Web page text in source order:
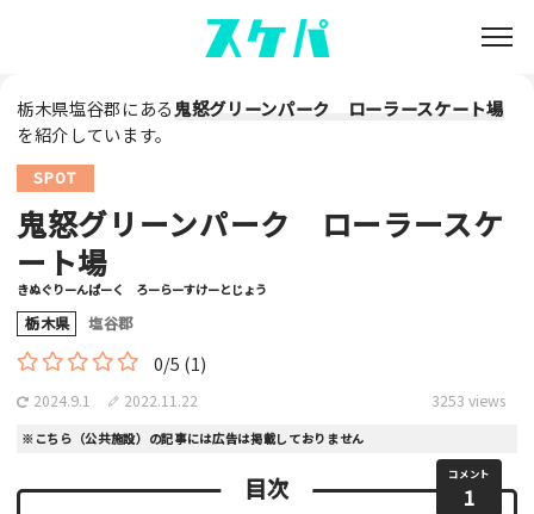
栃木県塩谷郡にある 鬼怒グリーンパーク ローラースケート場
を紹介しています。
SPOT
鬼怒グリーンパーク ローラースケ
ート場
きぬぐりーんぱーく ろーらーすけーとじょう
栃木県 塩谷郡
0/5 (1)
2024.9.1 2022.11.22 3253 views
※こちら（公共施設）の記事には広告は掲載しておりません
コメント
1
目次